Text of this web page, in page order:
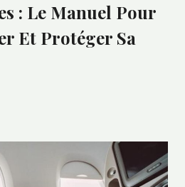
: Le Manuel Pour
Et Protéger Sa